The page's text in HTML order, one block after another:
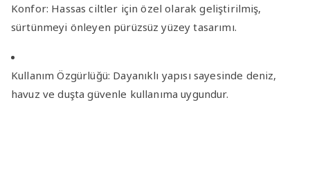
Konfor: Hassas ciltler için özel olarak geliştirilmiş,
sürtünmeyi önleyen pürüzsüz yüzey tasarımı.
Kullanım Özgürlüğü: Dayanıklı yapısı sayesinde deniz,
havuz ve duşta güvenle kullanıma uygundur.